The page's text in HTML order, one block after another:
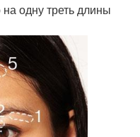
одну треть длины